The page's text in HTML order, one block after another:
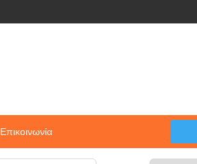
Επικοινωνία